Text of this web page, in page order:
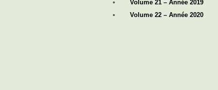
Volume 21 – Année 2019
Volume 22 – Année 2020